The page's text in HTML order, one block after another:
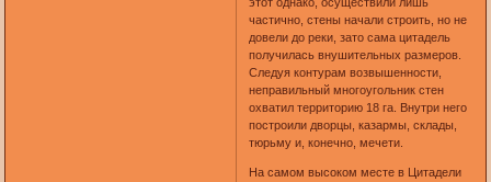
частично, стены начали строить, но не
довели до реки, зато сама цитадель
получилась внушительных размеров.
Следуя контурам возвышенности,
неправильный многоугольник стен
охватил территорию 18 га. Внутри него
построили дворцы, казармы, склады,
тюрьму и, конечно, мечети.
На самом высоком месте в Цитадели